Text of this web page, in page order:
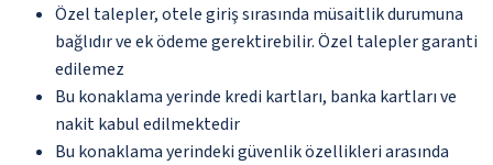
Özel talepler, otele giriş sırasında müsaitlik durumuna
bağlıdır ve ek ödeme gerektirebilir. Özel talepler garanti
edilemez
Bu konaklama yerinde kredi kartları, banka kartları ve
nakit kabul edilmektedir
Bu konaklama yerindeki güvenlik özellikleri arasında